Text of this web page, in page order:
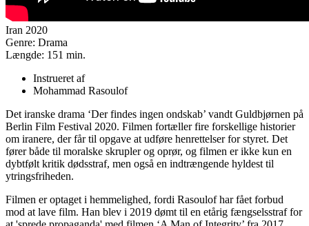
Iran 2020
Genre: Drama
Længde: 151 min.
Instrueret af
Mohammad Rasoulof
Det iranske drama ‘Der findes ingen ondskab’ vandt Guldbjørnen på
Berlin Film Festival 2020. Filmen fortæller fire forskellige historier
om iranere, der får til opgave at udføre henrettelser for styret. Det
fører både til moralske skrupler og oprør, og filmen er ikke kun en
dybtfølt kritik dødsstraf, men også en indtrængende hyldest til
ytringsfriheden.
Filmen er optaget i hemmelighed, fordi Rasoulof har fået forbud
mod at lave film. Han blev i 2019 dømt til en etårig fængselsstraf for